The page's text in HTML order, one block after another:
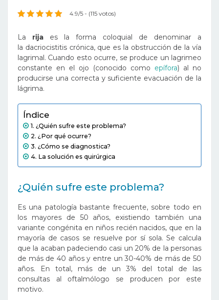
4.9/5 - (115 votos)
La rija es la forma coloquial de denominar a
la dacriocistitis crónica, que es la obstrucción de la vía
lagrimal. Cuando esto ocurre, se produce un lagrimeo
constante en el ojo (conocido como epífora) al no
producirse una correcta y suficiente evacuación de la
lágrima.
Índice
¿Quién sufre este problema?
¿Por qué ocurre?
¿Cómo se diagnostica?
La solución es quirúrgica
¿Quién sufre este problema?
Es una patología bastante frecuente, sobre todo en
los mayores de 50 años, existiendo también una
variante congénita en niños recién nacidos, que en la
mayoría de casos se resuelve por sí sola. Se calcula
que la acaban padeciendo casi un 20% de la personas
de más de 40 años y entre un 30-40% de más de 50
años. En total, más de un 3% del total de las
consultas al oftalmólogo se producen por este
motivo.